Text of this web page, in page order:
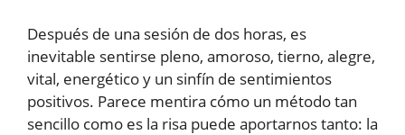
Después de una sesión de dos horas, es
inevitable sentirse pleno, amoroso, tierno, alegre,
vital, energético y un sinfín de sentimientos
positivos. Parece mentira cómo un método tan
sencillo como es la risa puede aportarnos tanto: la